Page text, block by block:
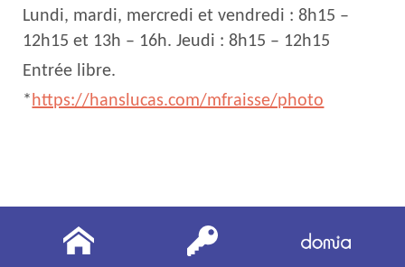
Lundi, mardi, mercredi et vendredi : 8h15 –
12h15 et 13h – 16h. Jeudi : 8h15 – 12h15
Entrée libre.
* https://hanslucas.com/mfraisse/photo